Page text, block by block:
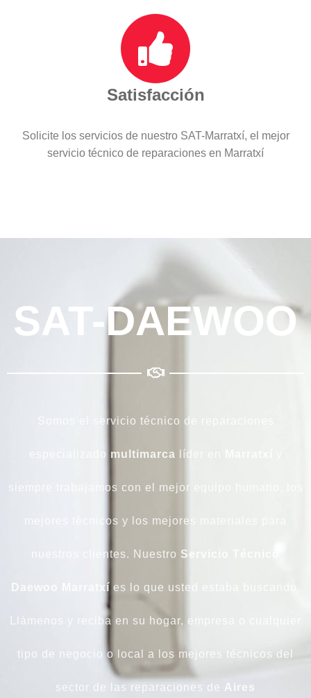
Satisfacción
Solicite los servicios de nuestro SAT-Marratxí, el mejor
servicio técnico de reparaciones en Marratxí
SAT-DAEWOO
Somos el servicio técnico de reparaciones
especializado multimarca líder en
siempre trabajamos con el mejor equipo humano, los
mejores técnicos y los mejores materiales para
nuestros clientes. Nuestro Servicio Técnico
Daewoo Marratxíes lo que usted estaba buscando.
Llámenos y reciba en su hogar, empresa o cualquier
tipo de negocio o local a los mejores técnicos del
sector de las reparaciones de Aires